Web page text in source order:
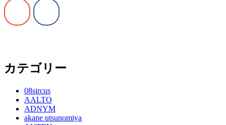
カテゴリー
08sircus
AALTO
ADNYM
akane utsunomiya